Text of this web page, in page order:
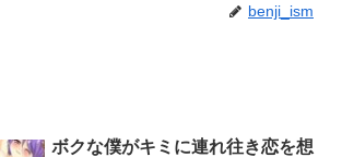
benji_ism
ボクな僕がキミに連れ往き恋を想